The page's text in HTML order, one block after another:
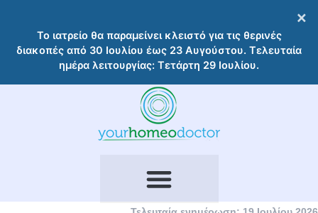
Το ιατρείο θα παραμείνει κλειστό για τις θερινές
διακοπές από 30 Ιουλίου έως 23 Αυγούστου. Τελευταία
ημέρα λειτουργίας: Τετάρτη 29 Ιουλίου.
×
περιεχόμενο